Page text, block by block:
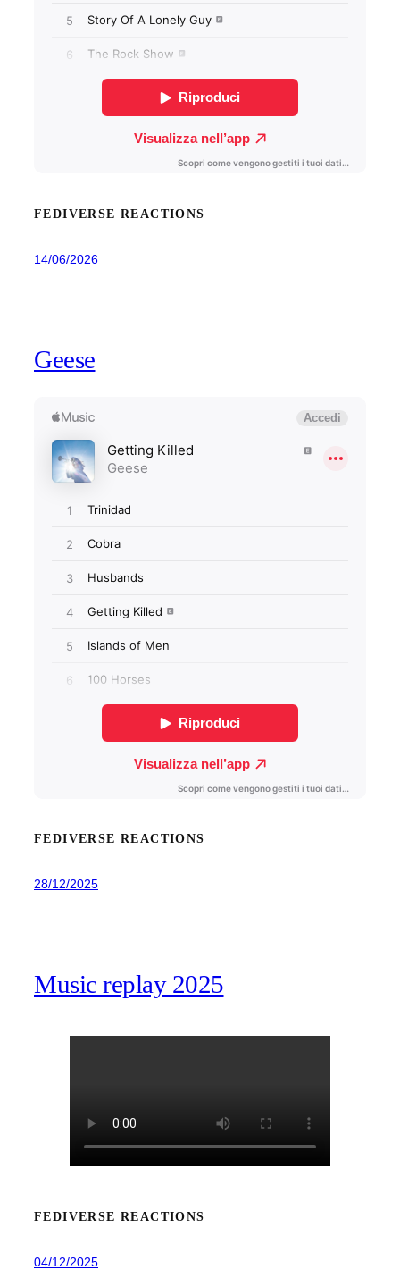
FEDIVERSE REACTIONS
14/06/2026
Geese
FEDIVERSE REACTIONS
28/12/2025
Music replay 2025
FEDIVERSE REACTIONS
04/12/2025